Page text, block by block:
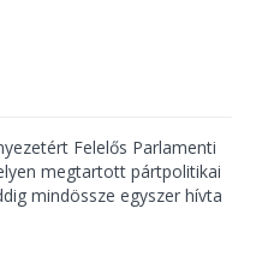
Felelős Parlamenti
megtartott pártpolitikai
mindössze egyszer hívta